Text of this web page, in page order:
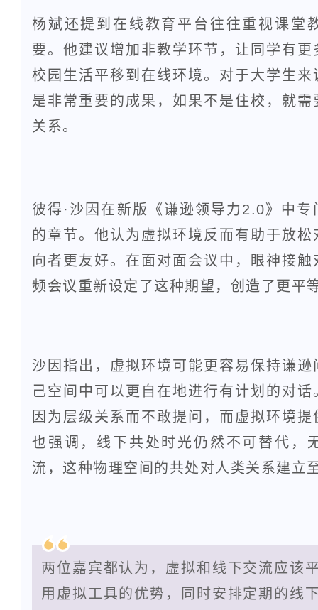
杨斌还提到在线教育平台往往重视课堂
要。他建议增加非教学环节，让同学有
校园生活平移到在线环境。对于大学生
是非常重要的成果，如果不是住校，就
关系。
彼得·沙因在新版《谦逊领导力2.0》中
的章节。他认为虚拟环境反而有助于放
向者更友好。在面对面会议中，眼神接
频会议重新设定了这种期望，创造了更平
沙因指出，虚拟环境可能更容易保持谦
己空间中可以更自在地进行有计划的对
因为层级关系而不敢提问，而虚拟环境
也强调，线下共处时光仍然不可替代，
流，这种物理空间的共处对人类关系建立
两位嘉宾都认为，虚拟和线下交流应该
用虚拟工具的优势，同时安排定期的线